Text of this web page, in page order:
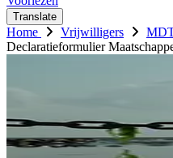
Translate
Home Vrijwilligers
Declaratieformulier